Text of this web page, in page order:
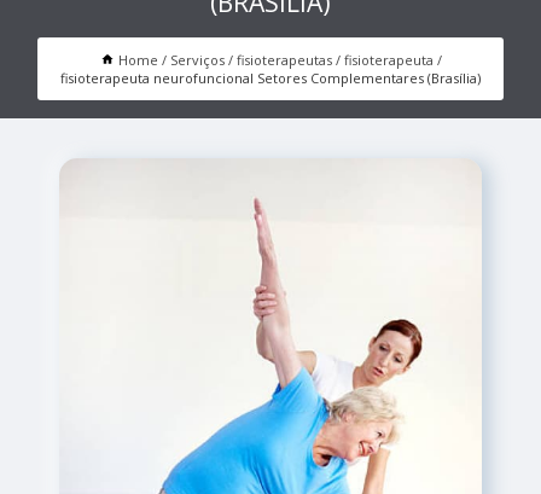
Home Serviços fisioterapeutas
fisioterapeuta
fisioterapeuta neurofuncional Setores Complementares (Brasília)